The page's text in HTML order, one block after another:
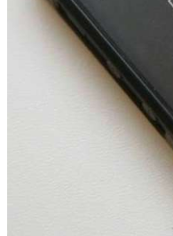
Сладкий праздник
парке прошёл
Волгоградские
заключены